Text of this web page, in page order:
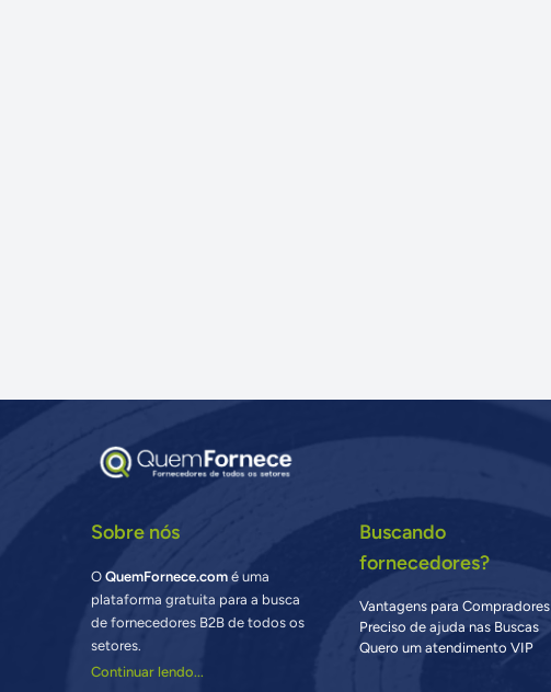
Sobre nós
OQuemFornece.com é uma
plataforma gratuita para a busca
de fornecedores B2B de todos os
setores.
Continuar lendo...
Buscando
fornecedores?
Vantagens para Compradores
Preciso de ajuda nas Buscas
Quero um atendimento VIP